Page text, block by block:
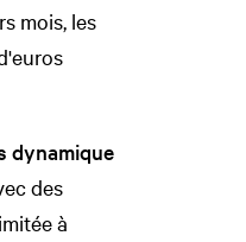
mois, les
dynamique
des
à